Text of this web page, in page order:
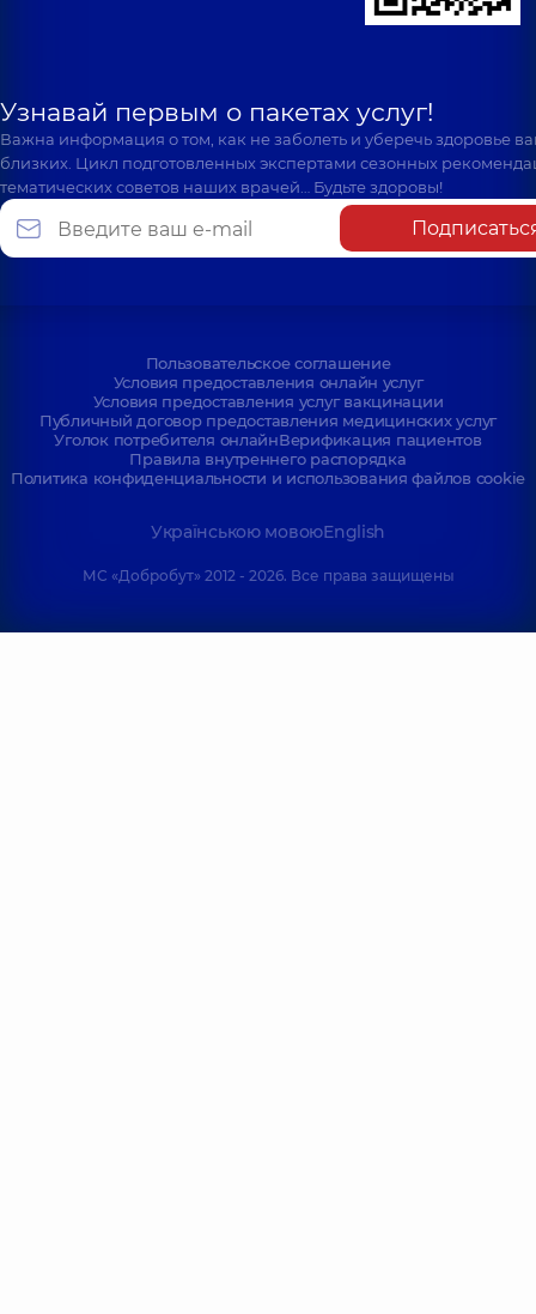
Узнавай первым о пакетах услуг!
Важна информация о том, как не заболеть и уберечь здоровье
близких. Цикл подготовленных экспертами сезонных
тематических советов наших врачей… Будьте здоровы!
Пользовательское соглашение
Условия предоставления онлайн услуг
Условия предоставления услуг вакцинации
Публичный договор предоставления медицинских услуг
Уголок потребителя онлайнВерификация пациентов
Правила внутреннего распорядка
Политика конфиденциальности и использования файлов cookie
Українською мовоюEnglish
МС «Добробут» 2012 - 2026. Все права защищены